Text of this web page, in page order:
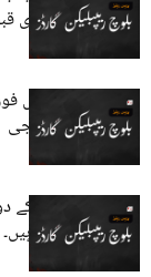
کرنے کی ذمہ داری
کچھی میں قابض
کرتے ہیں۔ بی آر جی
سبی میں بجلی کے
داری قبول کرتے